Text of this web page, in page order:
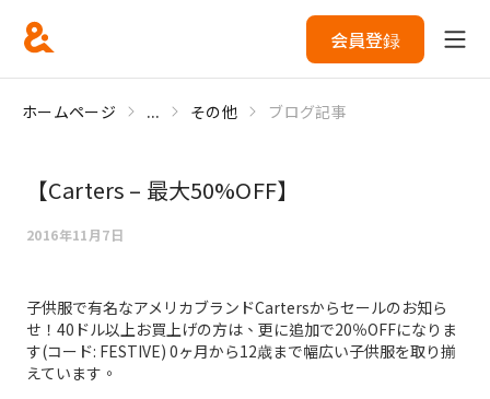
会員登録
ホームページ ... その他 ブログ記事
【Carters – 最大50%OFF】
2016年11月7日
子供服で有名なアメリカブランドCartersからセールのお知ら
せ！40ドル以上お買上げの方は、更に追加で20％OFFになりま
す(コード: FESTIVE) 0ヶ月から12歳まで幅広い子供服を取り揃
えています。